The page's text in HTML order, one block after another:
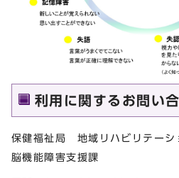
利用に関するお問い
保健福祉局 地域リハビリテー
脳機能障害支援課